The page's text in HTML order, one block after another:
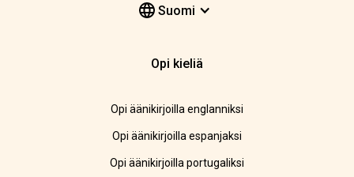
Suomi
Opi kieliä
Opi äänikirjoilla englanniksi
Opi äänikirjoilla espanjaksi
Opi äänikirjoilla portugaliksi